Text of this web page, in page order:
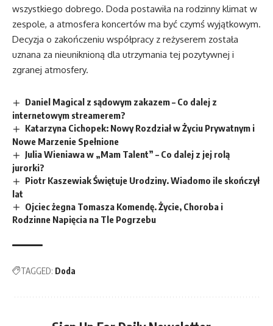
wszystkiego dobrego. Doda postawiła na rodzinny klimat w
zespole, a atmosfera koncertów ma być czymś wyjątkowym.
Decyzja o zakończeniu współpracy z reżyserem została
uznana za nieuniknioną dla utrzymania tej pozytywnej i
zgranej atmosfery.
Daniel Magical z sądowym zakazem – Co dalej z
internetowym streamerem?
Katarzyna Cichopek: Nowy Rozdział w Życiu Prywatnym i
Nowe Marzenie Spełnione
Julia Wieniawa w „Mam Talent” – Co dalej z jej rolą
jurorki?
Piotr Kaszewiak Świętuje Urodziny. Wiadomo ile skończył
lat
Ojciec żegna Tomasza Komendę. Życie, Choroba i
Rodzinne Napięcia na Tle Pogrzebu
TAGGED: Doda